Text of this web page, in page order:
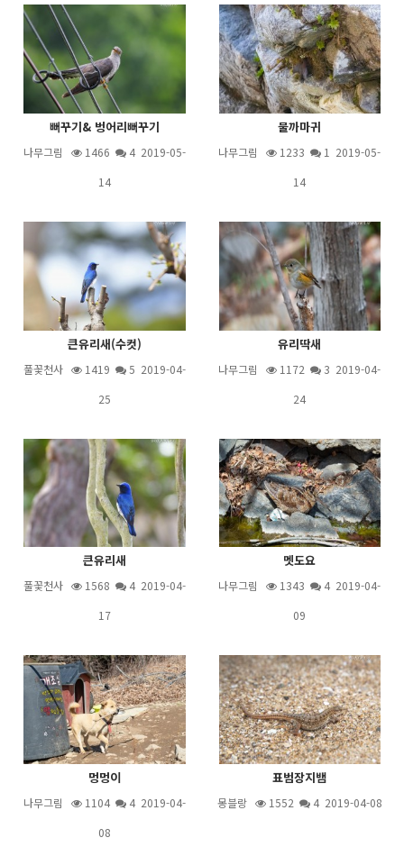
뻐꾸기& 벙어리뻐꾸기
나무그림 1466 42019-05-
14
물까마귀
나무그림 1233 1 2019-05-
14
큰유리새(수컷)
풀꽃천사 1419 5 2019-04-
25
유리딱새
나무그림 1172 3 2019-04-
24
큰유리새
풀꽃천사 1568 42019-04-
17
멧도요
나무그림 1343 4 2019-04-
09
멍멍이
나무그림 1104 42019-04-
08
표범장지뱀
몽블랑 1552 42019-04-08